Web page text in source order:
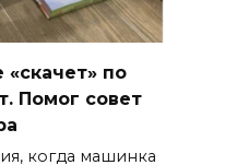
по
Помог совет
когда машинка